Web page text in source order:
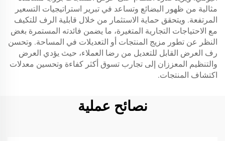
مثالية من ظهور البضائع وتساعد في تبرير استراتيجيات التسعير
المرتفعة. ويتحقق حماية الاستثمار من خلال قابلية الرف للتكيف
مع الاحتياجات التجارية المتغيرة، ما يضمن فائدته المستمرة بغض
النظر عن تطور مزيج المنتجات أو التعديلات في المساحة. وتحسن
رف العرض القابل للتعديل من رضا العملاء، حيث يؤدي العرض
والتنظيم المعززان إلى تجارب تسوق أكثر كفاءة وتحسين معدلات
اكتشاف المنتجات.
نصائح عملية